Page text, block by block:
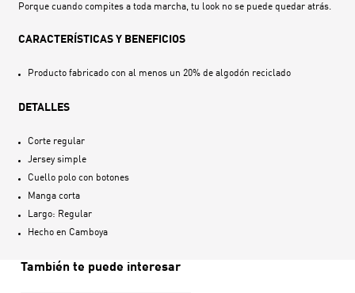
Porque cuando compites a toda marcha, tu look no se puede quedar atrás.
CARACTERÍSTICAS Y BENEFICIOS
Producto fabricado con al menos un 20% de algodón reciclado
DETALLES
Corte regular
Jersey simple
Cuello polo con botones
Manga corta
Largo: Regular
Hecho en Camboya
También te puede interesar